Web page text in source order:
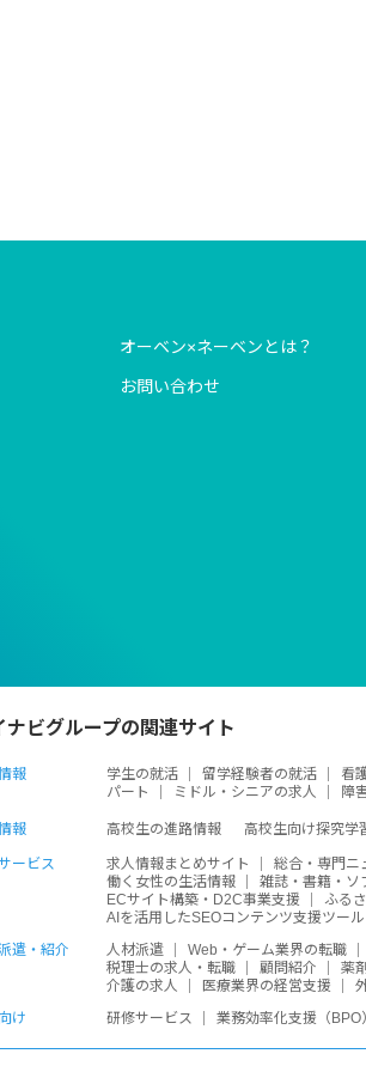
オーベン×ネーベンとは？
お問い合わせ
ナビグループの関連サイト
報 学生の就活 留学経験者の就活 看
パート
ミドル・シニアの求人 障
報 高校生の進路情報 高校生向け探究学
ービス 求人情報まとめサイト 総合・専門ニ
働く女性の生活情報
雑誌・書籍・ソ
ECサイト構築・D2C事業支援
ふる
AIを活用したSEOコンテンツ支援ツール
遣・紹介
人材派遣 Web・ゲーム業界の転職
税理士の求人・転職
顧問紹介 薬
介護の求人
医療業界の経営支援
け
研修サービス 業務効率化支援（BPO